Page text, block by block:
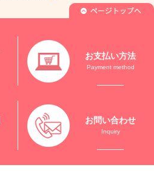
お支払い方法
Payment method
お問い合わせ
Inquiry